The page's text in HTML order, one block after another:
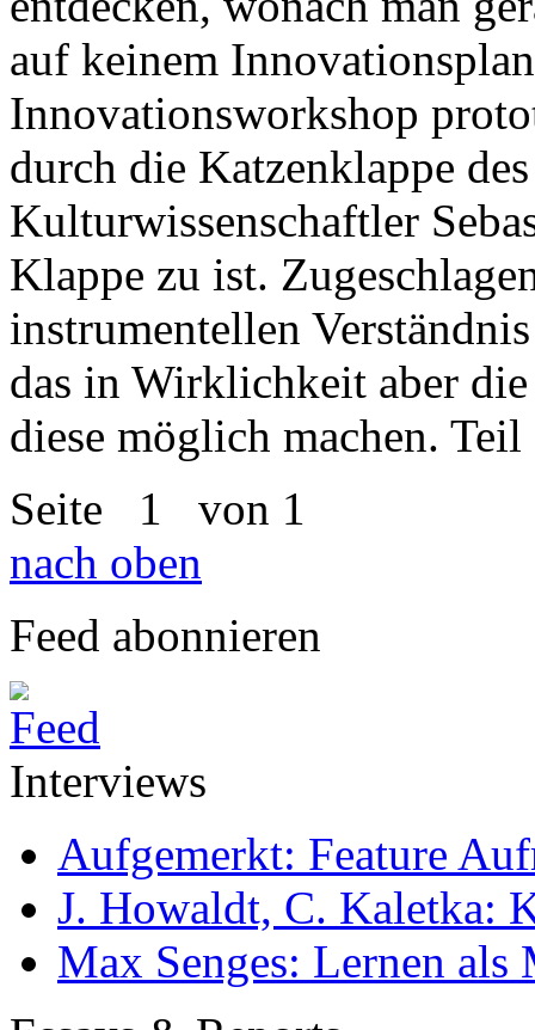
auf keinem
Innovationsworkshop
durch die Katzenklappe
Kulturwissenschaftler
Klappe zu ist.
instrumentellen
das in Wirklichkeit aber
diese möglich machen.
Seite 1 von 1
nach oben
Feed abonnieren
Interviews
Aufgemerkt: Feature
J. Howaldt, C. Kaletka:
Max Senges: Lernen als